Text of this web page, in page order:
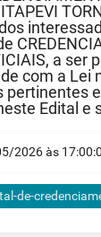
a ser
com a Lei
pertinentes
Edital e
2026 às
de-